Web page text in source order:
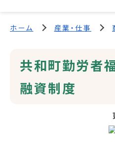
ホーム 産業・仕事
共和町勤労者
融資制度